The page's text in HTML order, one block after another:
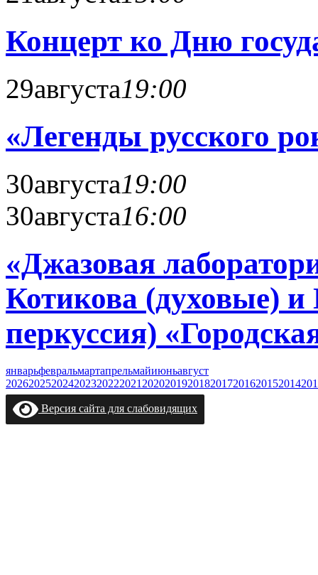
Концерт ко Дню
29августа19:00
«Легенды русского
30августа19:00
30августа16:00
«Джазовая
Котикова (духовые)
перкуссия)
январьфевральмартапрельмайиюньавгуст
202620252024202320222021 2020201920182017201620152014
Версия сайта для слабовидящих